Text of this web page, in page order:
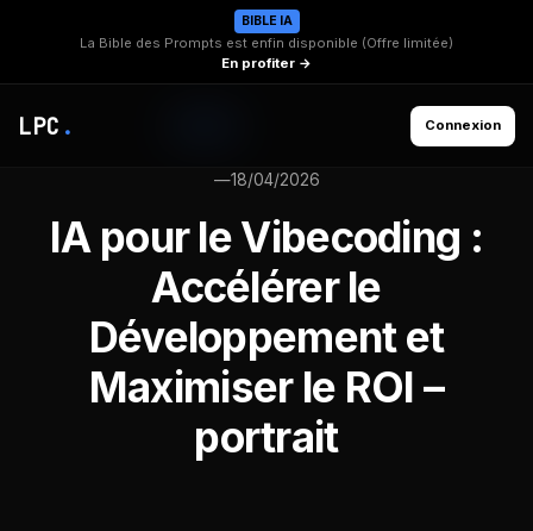
BIBLE IA
La Bible des Prompts est enfin disponible (Offre limitée)
En profiter →
LPC . Connexion
—18/04/2026
IA pour le Vibecoding :
Accélérer le
Développement et
Maximiser le ROI –
portrait